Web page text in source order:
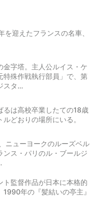
迎えたフランスの名車、
金字塔。主人公ルイス・ケ
特殊作戦執行部員」で、第
スタ…
るは高校卒業したての18歳
どおりの場所にいる。
ニューヨークのルーズベル
ンス・パリのル・ブールジ
ト監督作品が日本に本格的
1990年の『髪結いの亭主』